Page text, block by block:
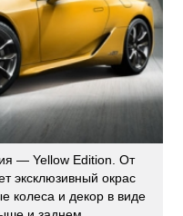
— Yellow Edition. От
эксклюзивный окрас
колеса и декор в виде